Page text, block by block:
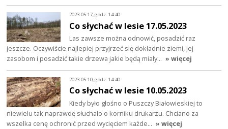
2023-05-17, godz. 14:40
Co słychać w lesie 17.05.2023
Las zawsze można odnowić, posadzić raz
jeszcze. Oczywiście najlepiej przyjrzeć się dokładnie ziemi, jej
zasobom i posadzić takie drzewa jakie będą miały… » więcej
2023-05-10, godz. 14:40
Co słychać w lesie 10.05.2023
Kiedy było głośno o Puszczy Białowieskiej to
niewielu tak naprawdę słuchało o korniku drukarzu. Chciano za
wszelka cenę ochronić przed wycięciem każde… » więcej